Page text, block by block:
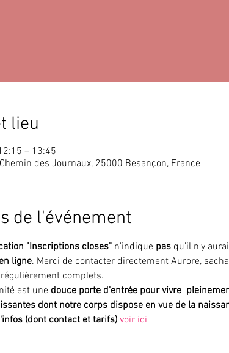
lieu
– 13:45
des Journaux, 25000 Besançon, France
de l'événement
"Inscriptions closes" n'indique pas qu'il n'y
ligne. Merci de contacter directement Aurore,
complets.
est une douce porte d'entrée pour vivre
dont notre corps dispose en vue de la
(dont contact et tarifs) voir ici